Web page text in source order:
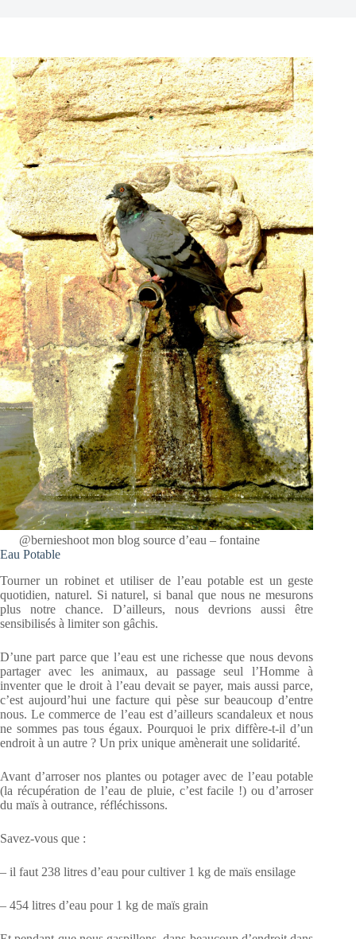
@bernieshoot mon blog source d’eau – fontaine
Eau Potable
Tourner un robinet et utiliser de l’eau potable est un geste
quotidien, naturel. Si naturel, si banal que nous ne mesurons
plus notre chance. D’ailleurs, nous devrions aussi être
sensibilisés à limiter son gâchis.
D’une part parce que l’eau est une richesse que nous devons
partager avec les animaux, au passage seul l’Homme à
inventer que le droit à l’eau devait se payer, mais aussi parce,
c’est aujourd’hui une facture qui pèse sur beaucoup d’entre
nous. Le commerce de l’eau est d’ailleurs scandaleux et nous
ne sommes pas tous égaux. Pourquoi le prix diffère-t-il d’un
endroit à un autre ? Un prix unique amènerait une solidarité.
Avant d’arroser nos plantes ou potager avec de l’eau potable
(la récupération de l’eau de pluie, c’est facile !) ou d’arroser
du maïs à outrance, réfléchissons.
Savez-vous que :
– il faut 238 litres d’eau pour cultiver 1 kg de maïs ensilage
– 454 litres d’eau pour 1 kg de maïs grain